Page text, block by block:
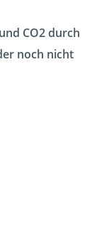
CO2 durch
noch nicht